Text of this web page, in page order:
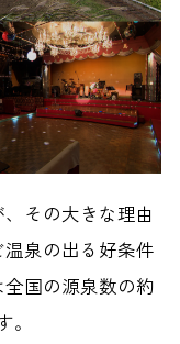
その大きな理由
泉の出る好条件
国の源泉数の約